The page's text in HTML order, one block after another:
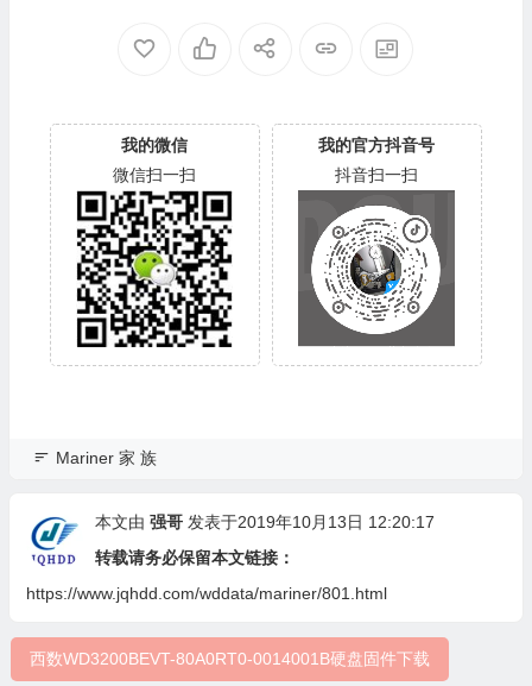
我的微信
微信扫一扫
我的官方抖音号
抖音扫一扫
Mariner 家 族
本文由 强哥 发表于2019年10月13日 12:20:17
转载请务必保留本文链接：
https://www.jqhdd.com/wddata/mariner/801.html
西数WD3200BEVT-80A0RT0-0014001B硬盘固件下载